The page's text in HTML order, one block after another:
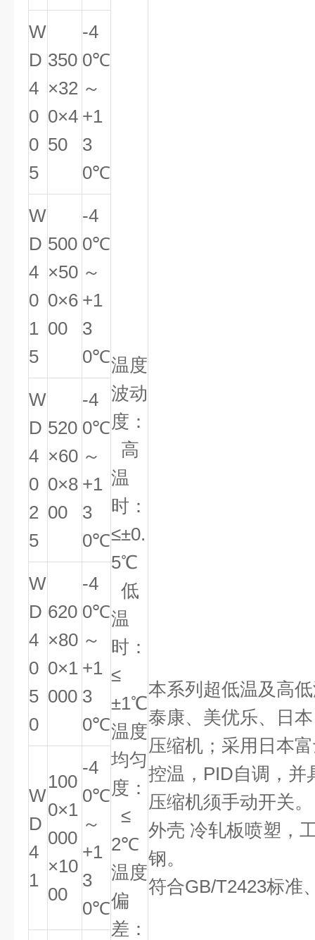
温度
波动
度：
高
温
时：
≤±0.
5℃
低
温
时：
≤
±1℃
温度
均匀
度：
≤
2℃
温度
偏
差：
本系列超低温及高
泰康、美优乐、日
压缩机；采用日本
控温，PID自调，并
压缩机须手动开关。
外壳 冷轧板喷塑，
钢。
符合GB/T2423标准
W
D
4
0
0
5
350
×32
0×4
50
-4
0℃
～
+1
3
0℃
W
D
4
0
1
5
500
×50
0×6
00
-4
0℃
～
+1
3
0℃
W
D
4
0
2
5
520
×60
0×8
00
-4
0℃
～
+1
3
0℃
W
D
4
0
5
0
620
×80
0×1
000
-4
0℃
～
+1
3
0℃
W
D
4
1
100
0×1
000
×10
00
-4
0℃
～
+1
3
0℃